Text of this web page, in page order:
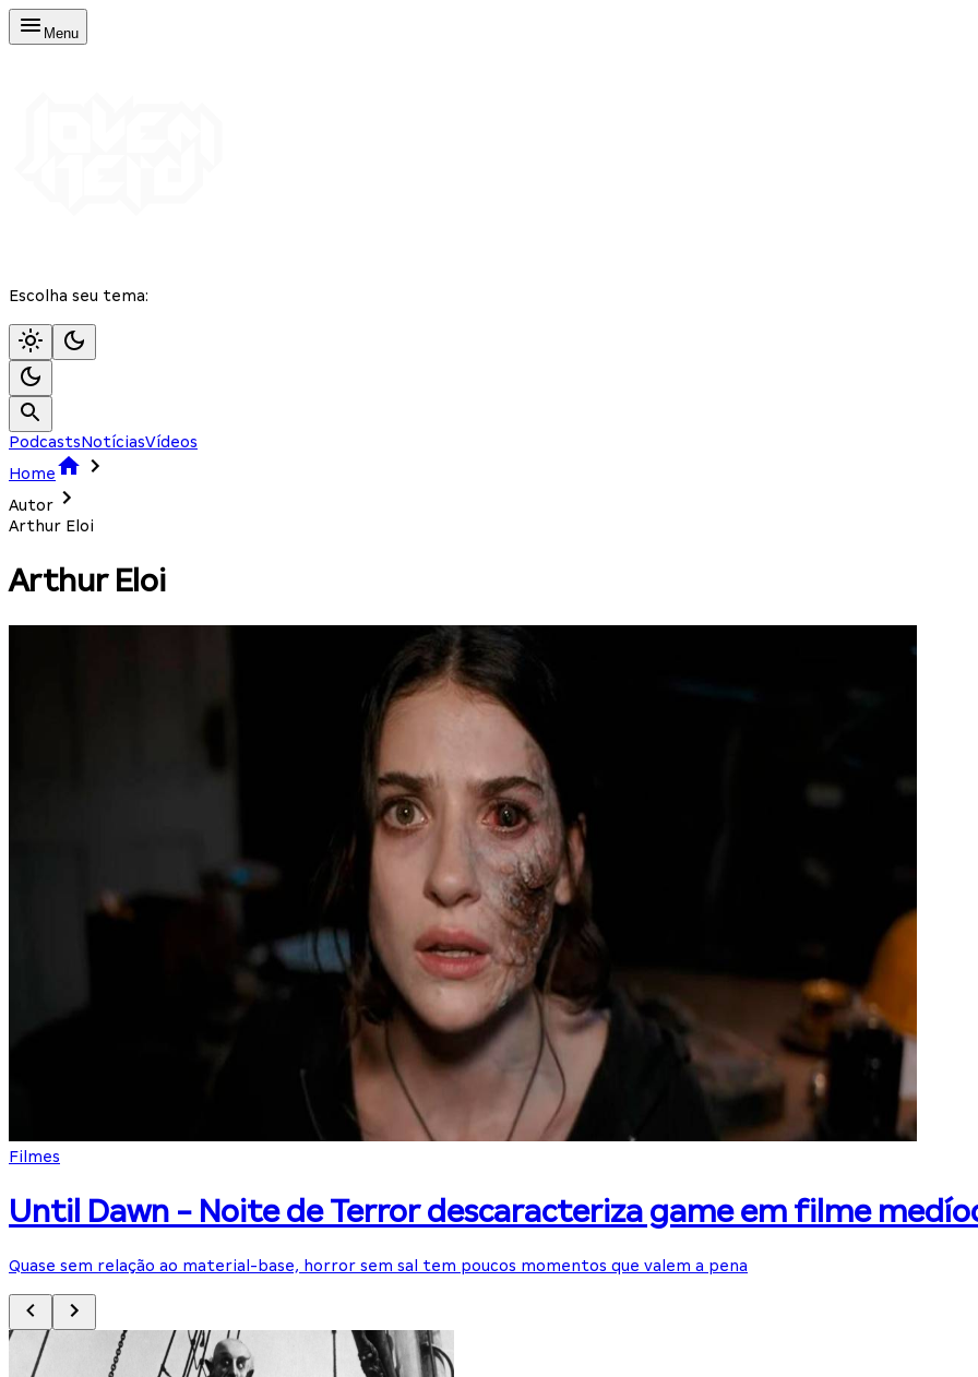
Menu
Escolha seu tema:
PodcastsNotíciasVídeos
Home
Autor
Arthur Eloi
Arthur Eloi
Filmes
Until Dawn - Noite de Terror descaracteriza game em filme
Quase sem relação ao material-base, horror sem sal tem poucos momentos que valem a pena